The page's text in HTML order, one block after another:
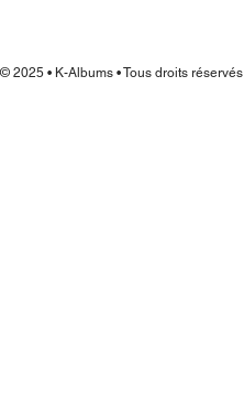
© 2025 • K-Albums • Tous droits réservés